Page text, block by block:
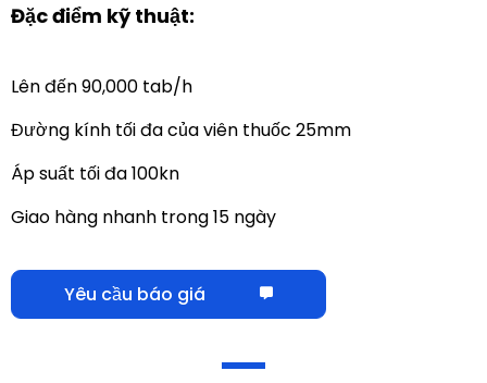
Đặc điểm kỹ thuật:
Lên đến 90,000 tab/h
Đường kính tối đa của viên thuốc 25mm
Áp suất tối đa 100kn
Giao hàng nhanh trong 15 ngày
Yêu cầu báo giá